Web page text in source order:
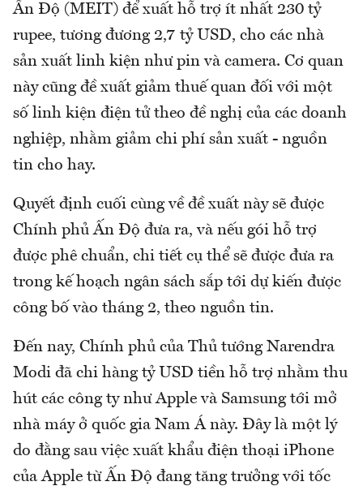
Ấn Độ (MEIT) để xuất hỗ trợ ít nhất 230 tỷ
rupee, tương đương 2,7 tỷ USD, cho các nhà
sản xuất linh kiện như pin và camera. Cơ quan
này cũng đề xuất giảm thuế quan đối với một
số linh kiện điện tử theo đề nghị của các doanh
nghiệp, nhằm giảm chi phí sản xuất - nguồn
tin cho hay.
Quyết định cuối cùng về đề xuất này sẽ được
Chính phủ Ấn Độ đưa ra, và nếu gói hỗ trợ
được phê chuẩn, chi tiết cụ thể sẽ được đưa ra
trong kế hoạch ngân sách sắp tới dự kiến được
công bố vào tháng 2, theo nguồn tin.
Đến nay, Chính phủ của Thủ tướng Narendra
Modi đã chi hàng tỷ USD tiền hỗ trợ nhằm thu
hút các công ty như Apple và Samsung tới mở
nhà máy ở quốc gia Nam Á này. Đây là một lý
do đằng sau việc xuất khẩu điện thoại iPhone
của Apple từ Ấn Độ đang tăng trưởng với tốc